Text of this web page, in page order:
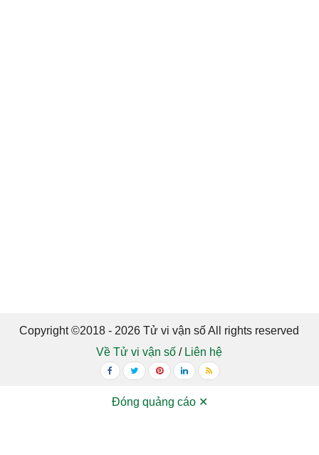
Copyright ©2018 - 2026 Tử vi vận số All rights reserved
Về Tử vi vận số / Liên hệ
Đóng quảng cáo ✕